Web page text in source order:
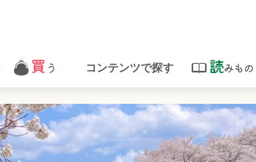
買 う コンテンツで探す 読みもの